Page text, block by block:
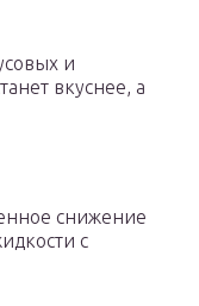
и
вкуснее, а
снижение
с